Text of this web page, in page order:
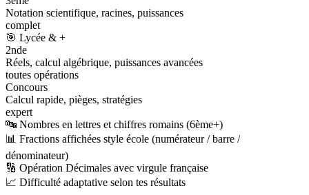
Notation scientifique, racines, puissances
complet
🎯 Lycée & +
2nde
Réels, calcul algébrique, puissances avancées
toutes opérations
Concours
Calcul rapide, pièges, stratégies
expert
🔤 Nombres en lettres et chiffres romains (6ème+)
📊 Fractions affichées style école (numérateur / barre /
dénominateur)
🔢 Opération Décimales avec virgule française
📈 Difficulté adaptative selon tes résultats